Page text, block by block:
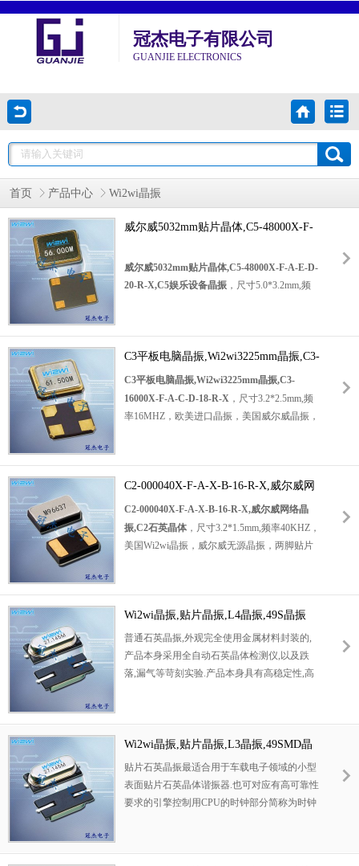
冠杰电子有限公司
GUANJIE ELECTRONICS
首页 产品中心 Wi2wi晶振
威尔威5032mm贴片晶体,C5-48000X-F-
威尔威5032mm贴片晶体,C5-48000X-F-A-E-D-
20-R-X,C5娱乐设备晶振 ，尺寸5.0*3.2mm,频
5032贴片晶振
，石英贴片晶振，SMD晶振，水晶振动子，无
源晶振，无源石英晶振，无源贴片晶振，绿色
环保晶振，48MHZ贴片晶振，低损耗晶振，低
功耗晶振，高性能晶振，娱乐设备晶振，小型
产品常常用于娱乐设备，小型设备，便携式设
无线通讯晶振
，智能手机，蓝牙耳机，数码电子等应用场
景。 威尔威5032mm贴片晶体,C5-48000X-F-
C3平板电脑晶振,Wi2wi3225mm晶振,C3-
16000X-F-A-C-D-18-R-X
C3平板电脑晶振,Wi2wi3225mm晶振,C3-
16000X-F-A-C-D-18-R-X ，尺寸3.2*2.5mm,频
率16MHZ，欧美进口晶振，美国威尔威晶振，
源石英晶体，轻薄型晶振，SMD晶振，平板电
脑专用晶振，数码电子晶振，小型设备晶振，
便携式设备晶振，智能音响晶振，无线通信晶
振，影音系统晶振，低损耗晶振，低耗能晶
石英晶振
产品比较广泛应用各大程序之中，比较适合用
C2-000040X-F-A-X-B-16-R-X,威尔威网
络晶振,C2石英晶体
C2-000040X-F-A-X-B-16-R-X,威尔威网络晶
振,C2石英晶体 ，尺寸3.2*1.5mm,频率40KHZ，
美国Wi2wi晶振，威尔威无源晶振，两脚贴片
，3215mm无源晶振，环保晶振，石英贴片晶
振，无源石英晶振，高品质晶振，高性能晶
振，低损耗晶振，低功耗晶振，网络晶振，蓝
牙耳机晶振，无线通信晶振，便携式设备晶
振，小型设备晶振，具有低损耗高品质的特
产品比较适合用于网络，蓝牙耳机，无线通
信，便携式设备，小型设备等应用。C2-
振,C2石英晶体.
Wi2wi晶振,贴片晶振,L4晶振,49S晶振
普通石英晶振,外观完全使用金属材料封装的,
产品本身采用全自动石英晶体检测仪,以及跌
落,漏气等苛刻实验.产品本身具有高稳定性,高
振本身能确保其高可靠性,采用编带包装,可对
应产品应用到自动贴片机告诉安装,满足无铅焊
接的高温回流温度曲线要求.
Wi2wi晶振,贴片晶振,L3晶振,49SMD晶
振
贴片石英晶振最适合用于车载电子领域的小型
表面贴片石英晶体谐振器.也可对应有高可靠性
要求的引擎控制用CPU的时钟部分简称为时钟
击等优良的耐环境特性,满足无铅焊接的回流温